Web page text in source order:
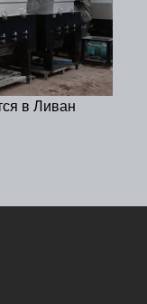
в Ливан